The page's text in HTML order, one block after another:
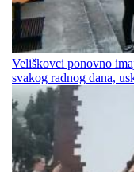
Veliškovci ponovno
svakog radnog dana,